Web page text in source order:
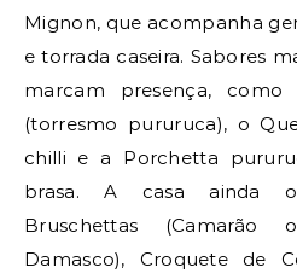
Mignon, que acompanha
e torrada caseira. Sabores
marcam presença,
(torresmo pururuca), o
chilli e a Porchetta
brasa. A casa ainda
Bruschettas (Camarão
Damasco), Croquete de